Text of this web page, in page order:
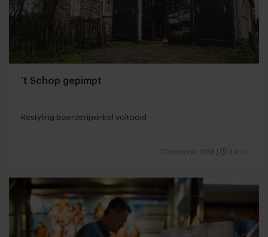
’t Schop gepimpt
Restyling boerderijwinkel voltooid
17 december 2018 3 min